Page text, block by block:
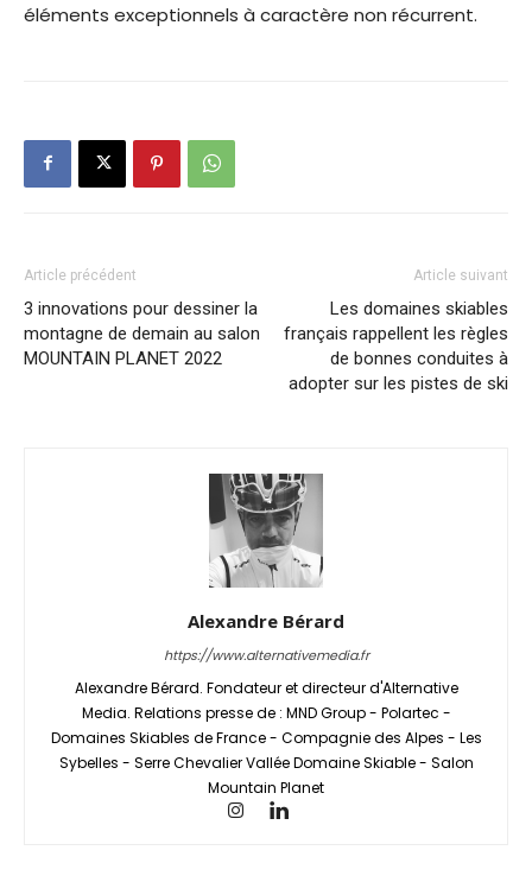
éléments exceptionnels à caractère non récurrent.
Article précédent
3 innovations pour dessiner la
montagne de demain au salon
MOUNTAIN PLANET 2022
Article suivant
Les domaines skiables
français rappellent les règles
de bonnes conduites à
adopter sur les pistes de ski
Alexandre Bérard
https://www.alternativemedia.fr
Alexandre Bérard. Fondateur et directeur d'Alternative
Media. Relations presse de : MND Group - Polartec -
Domaines Skiables de France - Compagnie des Alpes - Les
Sybelles - Serre Chevalier Vallée Domaine Skiable - Salon
Mountain Planet